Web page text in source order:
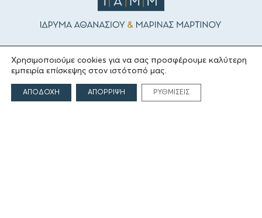
Ιδρυτές
Χρησιμοποιούμε cookies για να σας προσφέρουμε καλύτερη
εμπειρία επίσκεψης στον ιστότοπό μας.
ΑΠΟΔΟΧΗ ΑΠΟΡΡΙΨΗ ΡΥΘΜΙΣΕΙΣ